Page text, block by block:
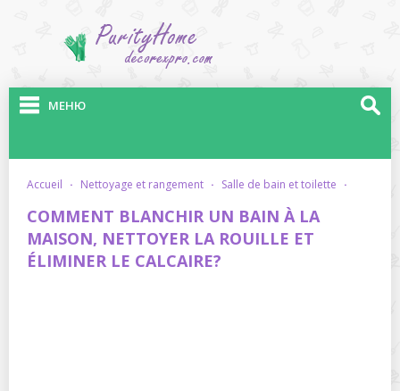
МЕНЮ
accueil · nettoyage et rangement · salle de bain et toilette ·
COMMENT BLANCHIR UN BAIN À LA
MAISON, NETTOYER LA ROUILLE ET
ÉLIMINER LE CALCAIRE?